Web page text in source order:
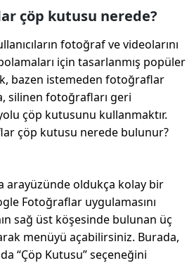
çöp kutusu nerede?
fotoğraf ve videolarını
için tasarlanmış popüler
bazen istemeden fotoğraflar
silinen fotoğrafları geri
çöp kutusunu kullanmaktır.
çöp kutusu nerede bulunur?
arayüzünde oldukça kolay bir
Fotoğraflar uygulamasını
sağ üst köşesinde bulunan üç
menüyü açabilirsiniz. Burada,
“Çöp Kutusu” seçeneğini